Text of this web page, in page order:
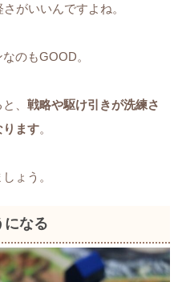
がいいんですよね。
のもGOOD。
、 戦略や駆け引きが洗練さ
ります。
ょう。
になる